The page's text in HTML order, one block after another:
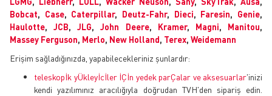
Bobcat, Case, Caterpillar, Deutz-Fahr, Dieci, Faresin, Genie,
Haulotte,JCB,JLG,John Deere, Kramer, Magni, Manitou,
Massey Ferguson, Merlo, New Holland, Terex, Weidemann
Erişim sağladığınızda, yapabilecekleriniz şunlardır:
teleskopİk yÜkleyİcİler İÇİn yedek parÇalar ve aksesuarlar'inizi
kendi yazılımınız aracılığıyla doğrudan TVH'den sipariş edin.